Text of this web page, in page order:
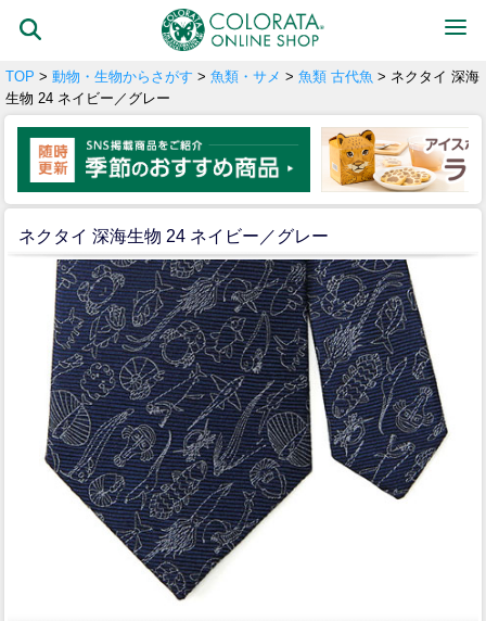
TOP > 動物・生物からさがす > 魚類・サメ > 魚類 古代魚 > ネクタイ 深海
生物 24 ネイビー／グレー
ネクタイ 深海生物 24 ネイビー／グレー